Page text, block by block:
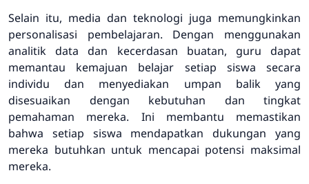
Selain itu, media dan teknologi juga memungkinkan
personalisasi pembelajaran. Dengan menggunakan
analitik data dan kecerdasan buatan, guru dapat
memantau kemajuan belajar setiap siswa secara
individu dan menyediakan umpan balik yang
disesuaikan dengan kebutuhan dan tingkat
pemahaman mereka. Ini membantu memastikan
bahwa setiap siswa mendapatkan dukungan yang
mereka butuhkan untuk mencapai potensi maksimal
mereka.